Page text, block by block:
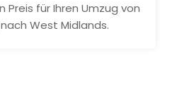
Preis für Ihren Umzug von
West Midlands.